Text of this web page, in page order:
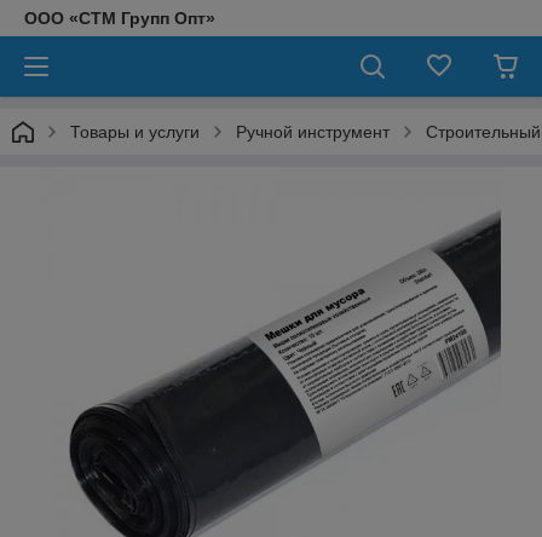
ООО «СТМ Групп Опт»
Товары и услуги Ручной инструмент